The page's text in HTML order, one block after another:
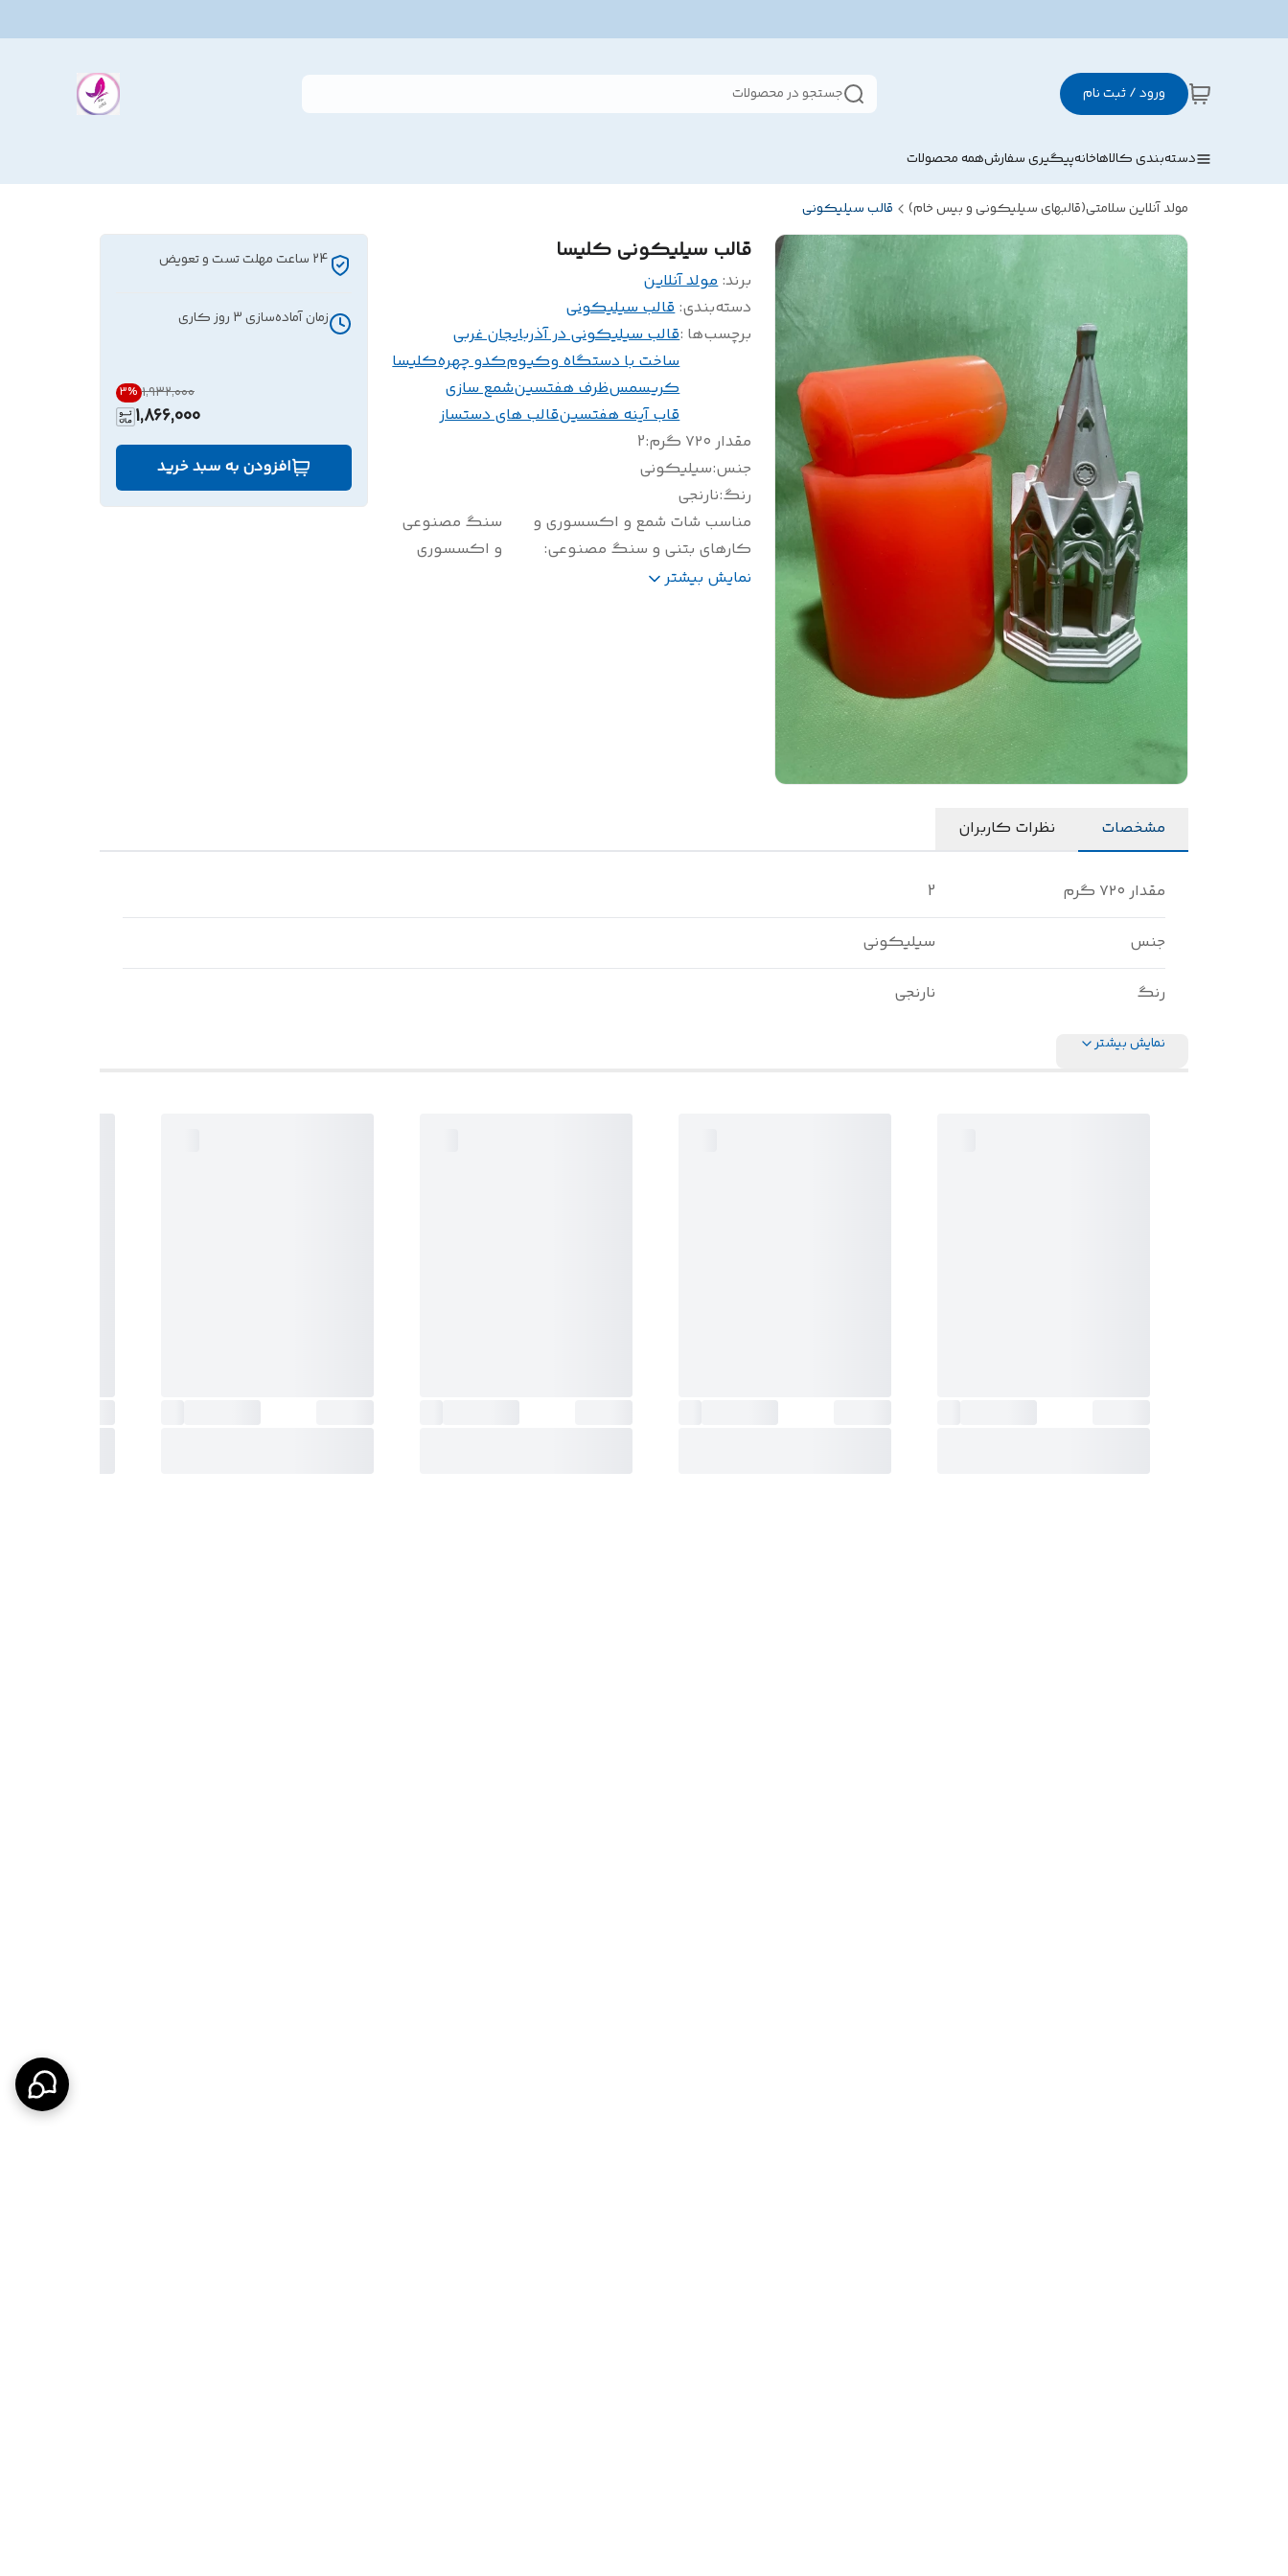
ورود / ثبت نام جستجو در محصولات
دسته‌بندی کالاهاخانهپیگیری سفارشهمه محصولات
مولد آنلاین سلامتی(قالبهای سیلیکونی و بیس خام) قالب سیلیکونی
قالب سیلیکونی کلیسا
برند:مولد آنلاین
دسته‌بندی:قالب سیلیکونی
برچسب‌ها :قالب سیلیکونی در آذربایجان غربی
ساخت با دستگاه وکیومکدو چهرهکلیسا
کریسمسظرف هفتسینشمع سازی
قاب آینه هفتسینقالب های دستساز
مقدار ۷۲۰ گرم
:
2
جنس:سیلیکونی
رنگ:نارنجی
مناسب شات شمع و اکسسوری و
کارهای بتنی و سنگ مصنوعی:
سنگ مصنوعی
و اکسسوری
سایز(سانتی متر)
نمایش بیشتر
24 ساعت مهلت تست و تعویض
زمان آماده‌سازی3 روز کاری
۱٬۹۳۲٬۰۰۰ 3%
1,866,000
افزودن به سبد خرید
مشخصات نظرات کاربران
مقدار ۷۲۰ گرم 2
جنس سیلیکونی
رنگ نارنجی
نمایش بیشتر